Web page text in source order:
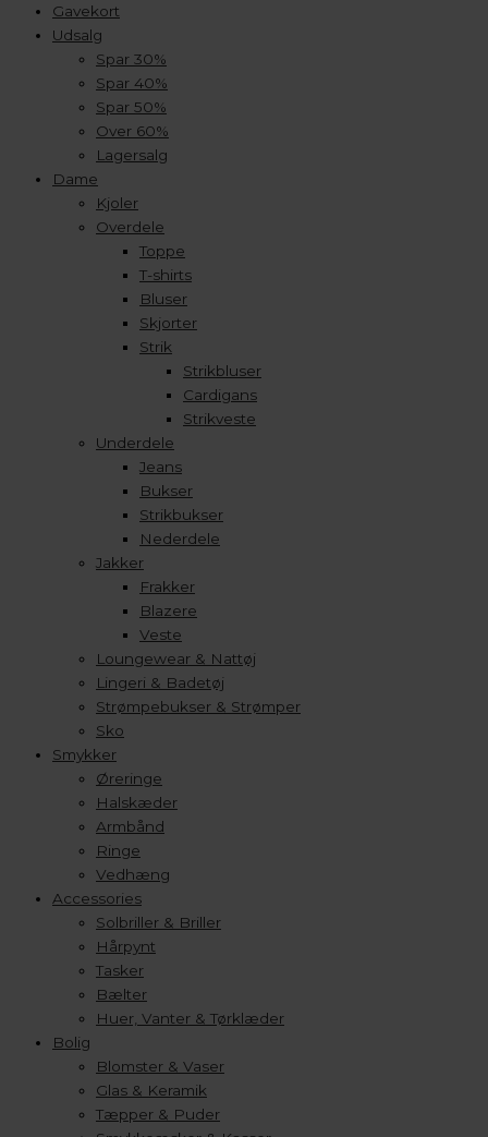
Gavekort
Udsalg
Spar 30%
Spar 40%
Spar 50%
Over 60%
Lagersalg
Dame
Kjoler
Overdele
Toppe
T-shirts
Bluser
Skjorter
Strik
Strikbluser
Cardigans
Strikveste
Underdele
Jeans
Bukser
Strikbukser
Nederdele
Jakker
Frakker
Blazere
Veste
Loungewear & Nattøj
Lingeri & Badetøj
Strømpebukser & Strømper
Sko
Smykker
Øreringe
Halskæder
Armbånd
Ringe
Vedhæng
Accessories
Solbriller & Briller
Hårpynt
Tasker
Bælter
Huer, Vanter & Tørklæder
Bolig
Blomster & Vaser
Glas & Keramik
Tæpper & Puder